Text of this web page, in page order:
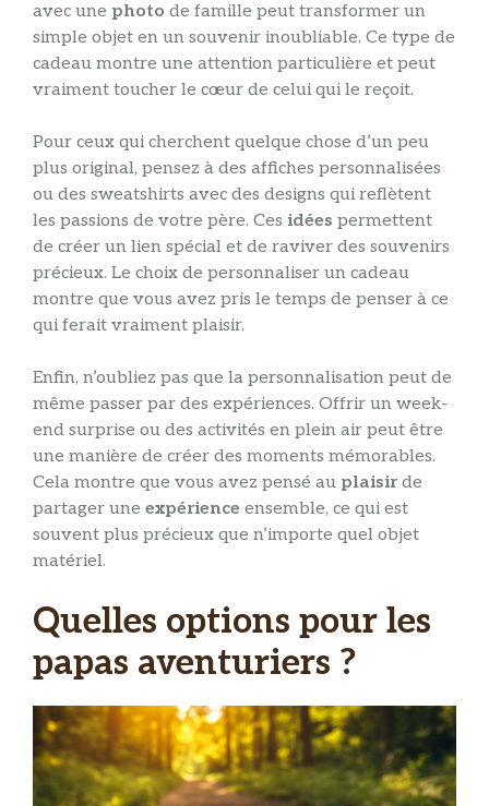
avec une photo de famille peut transformer un
simple objet en un souvenir inoubliable. Ce type de
cadeau montre une attention particulière et peut
vraiment toucher le cœur de celui qui le reçoit.
Pour ceux qui cherchent quelque chose d’un peu
plus original, pensez à des affiches personnalisées
ou des sweatshirts avec des designs qui reflètent
les passions de votre père. Ces idées permettent
de créer un lien spécial et de raviver des souvenirs
précieux. Le choix de personnaliser un cadeau
montre que vous avez pris le temps de penser à ce
qui ferait vraiment plaisir.
Enfin, n’oubliez pas que la personnalisation peut de
même passer par des expériences. Offrir un week-
end surprise ou des activités en plein air peut être
une manière de créer des moments mémorables.
Cela montre que vous avez pensé au plaisirde
partager une expérience ensemble, ce qui est
souvent plus précieux que n’importe quel objet
matériel.
Quelles options pour les
papas aventuriers ?